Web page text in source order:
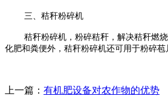
三、秸秆粉碎机
秸秆粉碎机，粉碎秸秆，解决秸秆燃
化肥和粪便外，秸秆粉碎机还可用于粉碎
上一篇： 有机肥设备对农作物的优势